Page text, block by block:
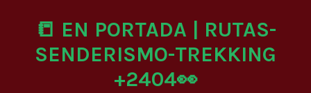
📒 EN PORTADA | RUTAS-
SENDERISMO-TREKKING
+2404👀